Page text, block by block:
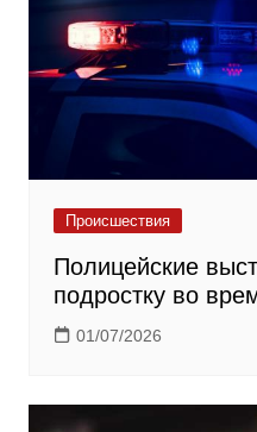
Происшествия
Полицейские
подростку во
01/07/2026